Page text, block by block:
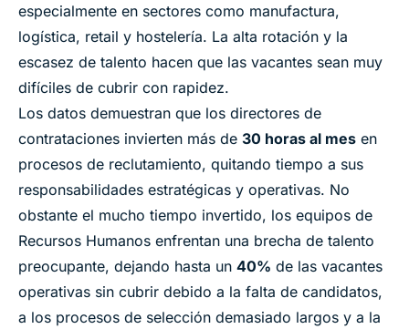
especialmente en sectores como manufactura,
logística, retail y hostelería. La alta rotación y la
escasez de talento hacen que las vacantes sean muy
difíciles de cubrir con rapidez.
Los datos demuestran que los directores de
contrataciones invierten más de 30 horas al mes en
procesos de reclutamiento, quitando tiempo a sus
responsabilidades estratégicas y operativas. No
obstante el mucho tiempo invertido, los equipos de
Recursos Humanos enfrentan una brecha de talento
preocupante, dejando hasta un 40% de las vacantes
operativas sin cubrir debido a la falta de candidatos,
a los procesos de selección demasiado largos y a la